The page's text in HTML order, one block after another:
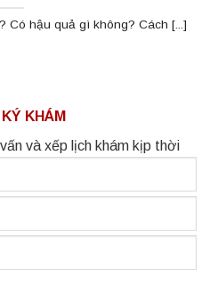
Có hậu quả gì không? Cách [...]
KHÁM
và xếp lịch khám kịp thời